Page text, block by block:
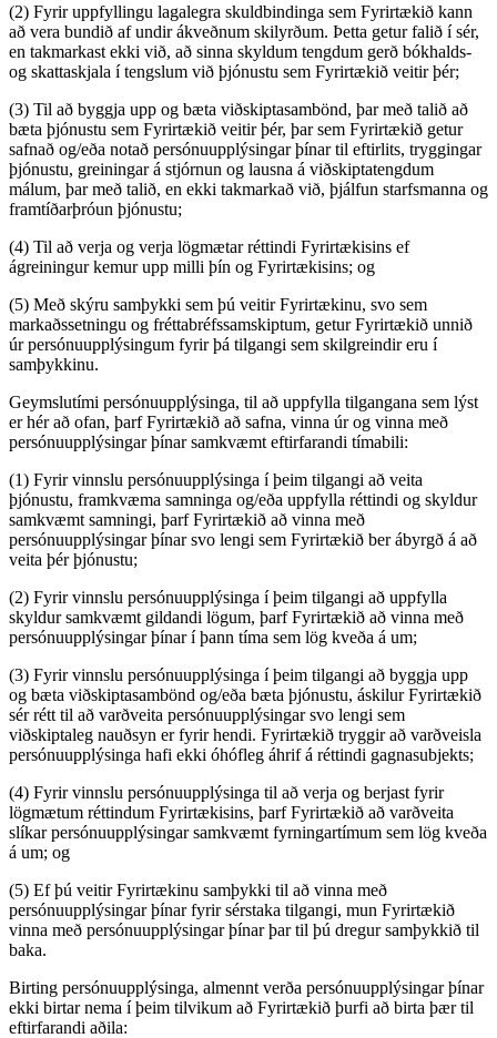
(2) Fyrir uppfyllingu lagalegra skuldbindinga sem Fyrirtækið kann
að vera bundið af undir ákveðnum skilyrðum. Þetta getur falið í sér,
en takmarkast ekki við, að sinna skyldum tengdum gerð bókhalds-
og skattaskjala í tengslum við þjónustu sem Fyrirtækið veitir þér;
(3) Til að byggja upp og bæta viðskiptasambönd, þar með talið að
bæta þjónustu sem Fyrirtækið veitir þér, þar sem Fyrirtækið getur
safnað og/eða notað persónuupplýsingar þínar til eftirlits, tryggingar
þjónustu, greiningar á stjórnun og lausna á viðskiptatengdum
málum, þar með talið, en ekki takmarkað við, þjálfun starfsmanna og
framtíðarþróun þjónustu;
(4) Til að verja og verja lögmætar réttindi Fyrirtækisins ef
ágreiningur kemur upp milli þín og Fyrirtækisins; og
(5) Með skýru samþykki sem þú veitir Fyrirtækinu, svo sem
markaðssetningu og fréttabréfssamskiptum, getur Fyrirtækið unnið
úr persónuupplýsingum fyrir þá tilgangi sem skilgreindir eru í
samþykkinu.
Geymslutími persónuupplýsinga, til að uppfylla tilgangana sem lýst
er hér að ofan, þarf Fyrirtækið að safna, vinna úr og vinna með
persónuupplýsingar þínar samkvæmt eftirfarandi tímabili:
(1) Fyrir vinnslu persónuupplýsinga í þeim tilgangi að veita
þjónustu, framkvæma samninga og/eða uppfylla réttindi og skyldur
samkvæmt samningi, þarf Fyrirtækið að vinna með
persónuupplýsingar þínar svo lengi sem Fyrirtækið ber ábyrgð á að
veita þér þjónustu;
(2) Fyrir vinnslu persónuupplýsinga í þeim tilgangi að uppfylla
skyldur samkvæmt gildandi lögum, þarf Fyrirtækið að vinna með
persónuupplýsingar þínar í þann tíma sem lög kveða á um;
(3) Fyrir vinnslu persónuupplýsinga í þeim tilgangi að byggja upp
og bæta viðskiptasambönd og/eða bæta þjónustu, áskilur Fyrirtækið
sér rétt til að varðveita persónuupplýsingar svo lengi sem
viðskiptaleg nauðsyn er fyrir hendi. Fyrirtækið tryggir að varðveisla
persónuupplýsinga hafi ekki óhófleg áhrif á réttindi gagnasubjekts;
(4) Fyrir vinnslu persónuupplýsinga til að verja og berjast fyrir
lögmætum réttindum Fyrirtækisins, þarf Fyrirtækið að varðveita
slíkar persónuupplýsingar samkvæmt fyrningartímum sem lög kveða
á um; og
(5) Ef þú veitir Fyrirtækinu samþykki til að vinna með
persónuupplýsingar þínar fyrir sérstaka tilgangi, mun Fyrirtækið
vinna með persónuupplýsingar þínar þar til þú dregur samþykkið til
baka.
Birting persónuupplýsinga, almennt verða persónuupplýsingar þínar
ekki birtar nema í þeim tilvikum að Fyrirtækið þurfi að birta þær til
eftirfarandi aðila: